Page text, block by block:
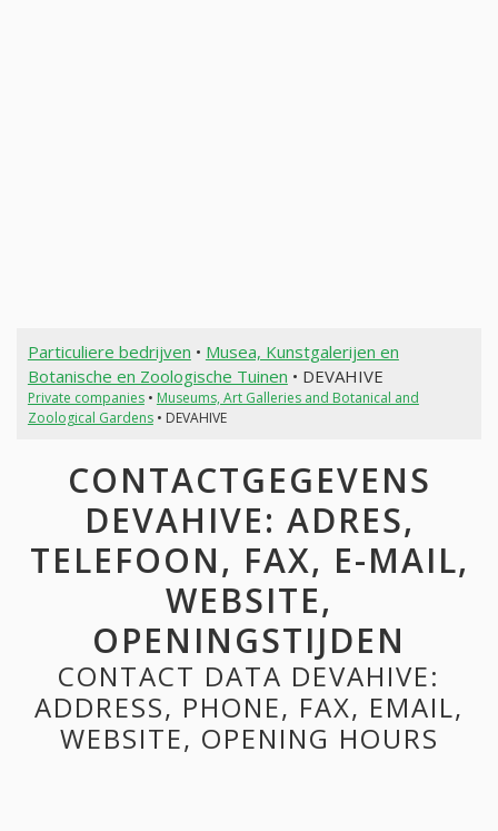
Particuliere bedrijven • Musea, Kunstgalerijen en
Botanische en Zoologische Tuinen • DEVAHIVE
Private companies• Museums, Art Galleries and Botanical and
Zoological Gardens• DEVAHIVE
CONTACTGEGEVENS
DEVAHIVE: ADRES,
TELEFOON, FAX, E-MAIL,
WEBSITE,
OPENINGSTIJDEN
CONTACT DATA DEVAHIVE:
ADDRESS, PHONE, FAX, EMAIL,
WEBSITE, OPENING HOURS